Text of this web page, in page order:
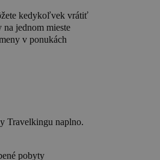
kedykoľvek vrátiť
jednom mieste
v ponukách
Travelkingu naplno.
pobyty